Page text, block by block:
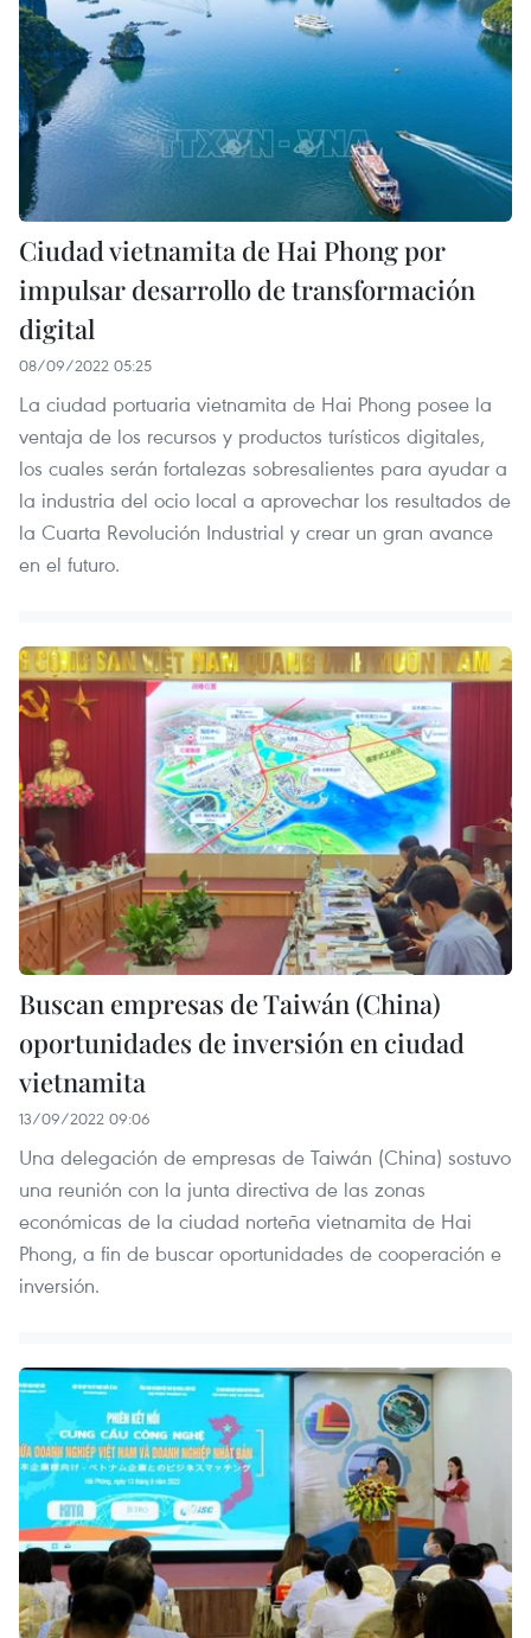
Ciudad vietnamita de Hai Phong por
impulsar desarrollo de transformación
digital
08/09/2022 05:25
La ciudad portuaria vietnamita de Hai Phong posee la
ventaja de los recursos y productos turísticos digitales,
los cuales serán fortalezas sobresalientes para ayudar a
la industria del ocio local a aprovechar los resultados de
la Cuarta Revolución Industrial y crear un gran avance
en el futuro.
Buscan empresas de Taiwán (China)
oportunidades de inversión en ciudad
vietnamita
13/09/2022 09:06
Una delegación de empresas de Taiwán (China) sostuvo
una reunión con la junta directiva de las zonas
económicas de la ciudad norteña vietnamita de Hai
Phong, a fin de buscar oportunidades de cooperación e
inversión.